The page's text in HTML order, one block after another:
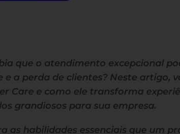
que o atendimento excepcional
e a perda de clientes? Neste artigo,
Care e como ele transforma
grandiosos para sua empresa.
as habilidades essenciais que um